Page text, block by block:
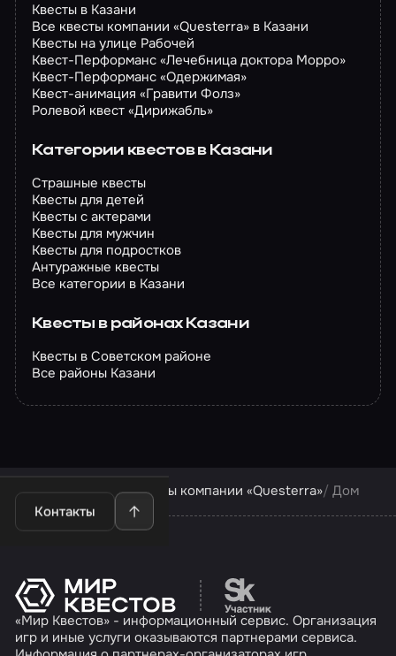
Квесты в Казани
Все квесты компании «Questerra» в Казани
Квесты на улице Рабочей
Квест-Перформанс «Лечебница доктора Морро»
Квест-Перформанс «Одержимая»
Квест-анимация «Гравити Фолз»
Ролевой квест «Дирижабль»
Категории квестов в Казани
Страшные квесты
Квесты для детей
Квесты с актерами
Квесты для мужчин
Квесты для подростков
Антуражные квесты
Все категории в Казани
Квесты в районах Казани
Квесты в Советском районе
Все районы Казани
Контакты
Квесты в Казани Квесты компании «Questerra» Дом
Перейти на сайт
«Мир Квестов» - информационный сервис. Организация
игр и иные услуги оказываются партнерами сервиса.